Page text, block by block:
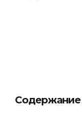
Содержание